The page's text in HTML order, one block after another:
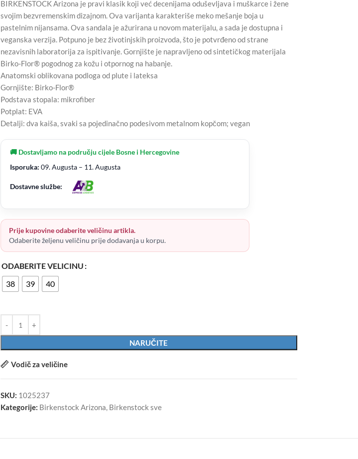
BIRKENSTOCK Arizona je pravi klasik koji već decenijama oduševljava i muškarce i žene
svojim bezvremenskim dizajnom. Ova varijanta karakteriše meko mešanje boja u
pastelnim nijansama. Ova sandala je ažurirana u novom materijalu, a sada je dostupna i
veganska verzija. Potpuno je bez životinjskih proizvoda, što je potvrđeno od strane
nezavisnih laboratorija za ispitivanje. Gornjište je napravljeno od sintetičkog materijala
Birko-Flor® pogodnog za kožu i otpornog na habanje.
Anatomski oblikovana podloga od plute i lateksa
Gornjište: Birko-Flor®
Podstava stopala: mikrofiber
Potplat: EVA
Detalji: dva kaiša, svaki sa pojedinačno podesivom metalnom kopčom; vegan
🚚 Dostavljamo na području cijele Bosne i Hercegovine
Isporuka: 09. Augusta – 11. Augusta
Dostavne službe:
Prije kupovine odaberite veličinu artikla.
Odaberite željenu veličinu prije dodavanja u korpu.
ODABERITE VELICINU
38
39 40
NARUČITE
Vodič za veličine
SKU: 1025237
Kategorije: Birkenstock Arizona, Birkenstock sve